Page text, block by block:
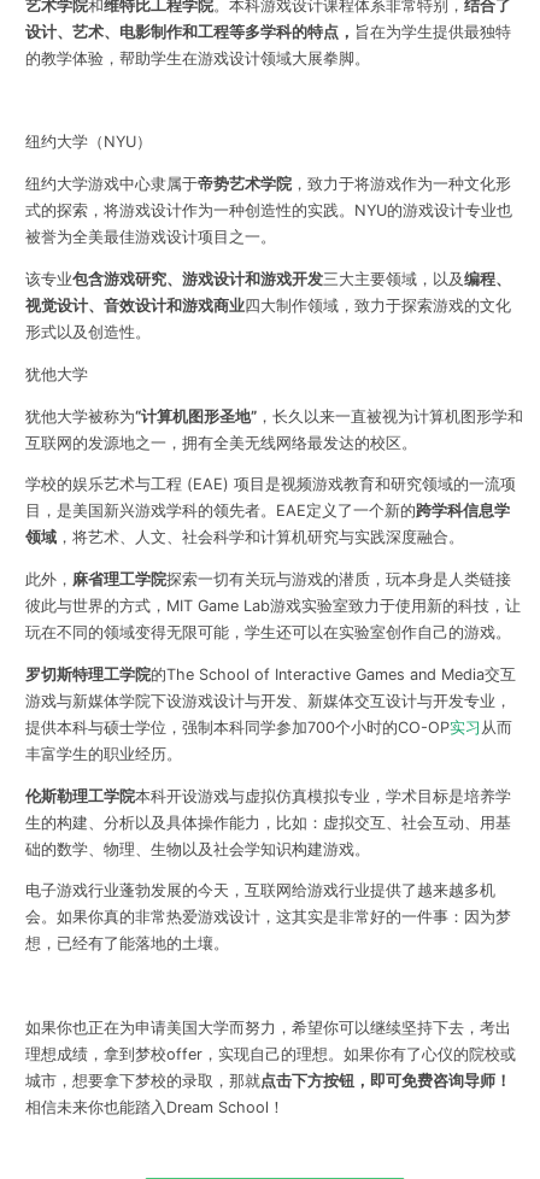
艺术学院和维特比工程学院。 本科游戏设计课程体系非常特别， 结合了
设计、艺术、电影制作和工程等多学科的特点， 旨在为学生提供最独特
的教学体验，帮助学生在游戏设计领域大展拳脚。
纽约大学（NYU）
纽约大学游戏中心隶属于帝势艺术学院，致力于将游戏作为一种文化形
式的探索，将游戏设计作为一种创造性的实践。 NYU的游戏设计专业也
被誉为全美最佳游戏设计项目之一。
该专业包含游戏研究、游戏设计和游戏开发三大主要领域，以及编程、
视觉设计、音效设计和游戏商业四大制作领域，致力于探索游戏的文化
形式以及创造性。
犹他大学
犹他大学被称为“计算机图形圣地”，长久以来一直被视为计算机图形学和
互联网的发源地之一，拥有全美无线网络最发达的校区。
学校的娱乐艺术与工程 (EAE) 项目是视频游戏教育和研究领域的一流项
目，是美国新兴游戏学科的领先者。EAE定义了一个新的跨学科信息学
领域，将艺术、人文、社会科学和计算机研究与实践深度融合。
此外， 麻省理工学院探索一切有关玩与游戏的潜质，玩本身是人类链接
彼此与世界的方式，MIT Game Lab游戏实验室致力于使用新的科技，让
玩在不同的领域变得无限可能，学生还可以在实验室创作自己的游戏。
罗切斯特理工学院的The School of Interactive Games and Media交互
游戏与新媒体学院下设游戏设计与开发、新媒体交互设计与开发专业，
提供本科与硕士学位，强制本科同学参加700个小时的CO-OP实习 从而
丰富学生的职业经历。
伦斯勒理工学院本科开设游戏与虚拟仿真模拟专业，学术目标是培养学
生的构建、分析以及具体操作能力，比如：虚拟交互、社会互动、用基
础的数学、物理、生物以及社会学知识构建游戏。
电子游戏行业蓬勃发展的今天，互联网给游戏行业提供了越来越多机
会。如果你真的非常热爱游戏设计，这其实是非常好的一件事：因为梦
想，已经有了能落地的土壤。
如果你也正在为申请美国大学而努力，希望你可以继续坚持下去，考出
理想成绩，拿到梦校offer，实现自己的理想。 如果你有了心仪的院校或
城市，想要拿下梦校的录取，那就点击下方按钮，即可免费咨询导师！
相信未来你也能踏入Dream School！